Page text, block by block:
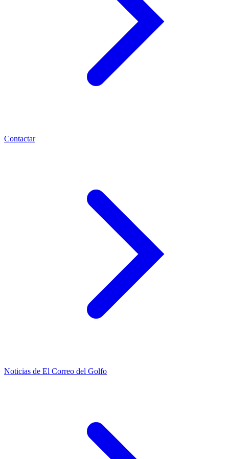
Contactar
Noticias de El Correo del Golfo